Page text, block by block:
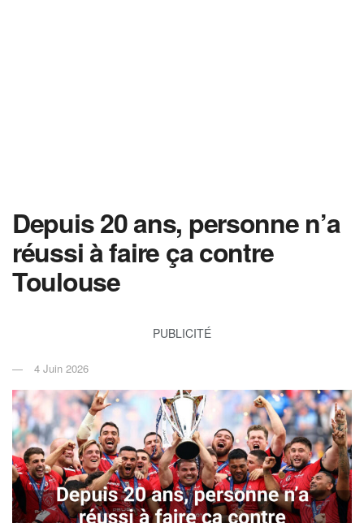
Depuis 20 ans, personne n’a
réussi à faire ça contre
Toulouse
PUBLICITÉ
4 Juin 2026